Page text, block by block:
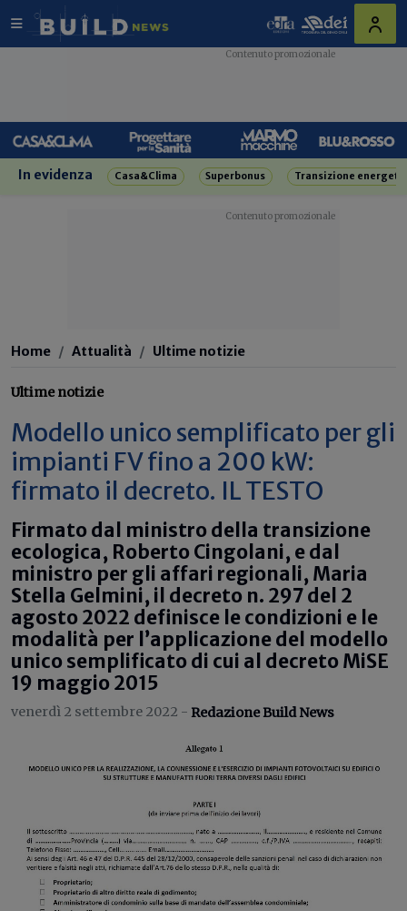
In evidenza Casa&Clima Superbonus Transizione
Home Attualità Ultime notizie
Ultime notizie
Modello unico semplificato per gli
impianti FV fino a 200 kW:
firmato il decreto. IL TESTO
Firmato dal ministro della transizione
ecologica, Roberto Cingolani, e dal
ministro per gli affari regionali, Maria
Stella Gelmini, il decreto n. 297 del 2
agosto 2022 definisce le condizioni e le
modalità per l’applicazione del modello
unico semplificato di cui al decreto MiSE
19 maggio 2015
venerdì 2 settembre 2022 - Redazione Build News